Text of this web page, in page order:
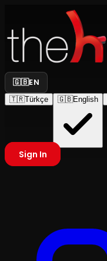
🇬🇧EN
🇹🇷Türkçe 🇬🇧English
Sign In